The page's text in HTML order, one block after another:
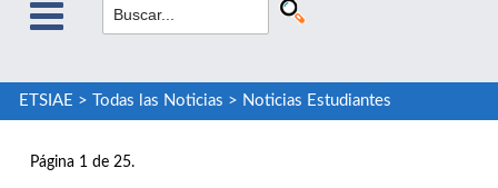
ETSIAE > Todas las Noticias > Noticias Estudiantes
Página 1 de 25.